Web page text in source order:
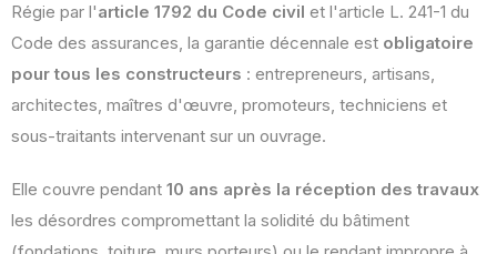
Régie par l'article 1792 du Code civil et l'article L. 241-1 du
Code des assurances, la garantie décennale est obligatoire
pour tous les constructeurs : entrepreneurs, artisans,
architectes, maîtres d'œuvre, promoteurs, techniciens et
sous-traitants intervenant sur un ouvrage.
Elle couvre pendant 10 ans après la réception des travaux
les désordres compromettant la solidité du bâtiment